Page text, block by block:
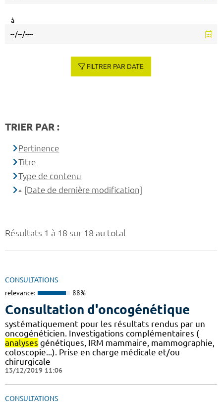
Résultats 1 à 18 sur 18 au total
CONSULTATIONS
relevance: 88%
Consultation d'oncogénétique
systématiquement pour les résultats rendus par un
oncogénéticien. Investigations complémentaires (
analyses génétiques, IRM mammaire, mammographie,
coloscopie...). Prise en charge médicale et/ou
chirurgicale
13/12/2019 11:06
CONSULTATIONS
à
FILTRER PAR DATE
TRIER PAR :
Pertinence
Titre
Type de contenu
[Date de dernière modification]